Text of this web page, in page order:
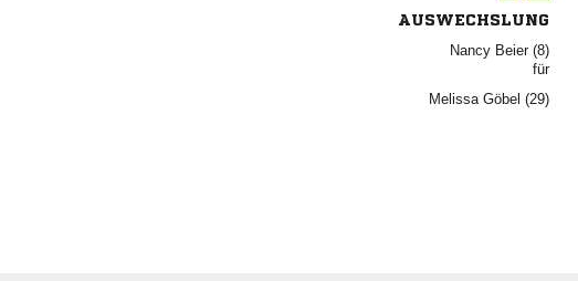
AUSWECHSLUNG
  
für
  